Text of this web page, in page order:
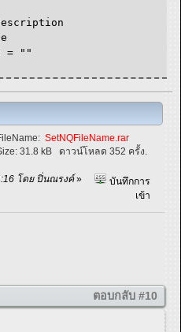
= ""
SetNQFileName.rar
31.8 kB ดาวน์โหลด 352 ครั้ง.
โดย ปิ่นณรงค์»
บันทึกการ
เข้า
ตอบกลับ #10